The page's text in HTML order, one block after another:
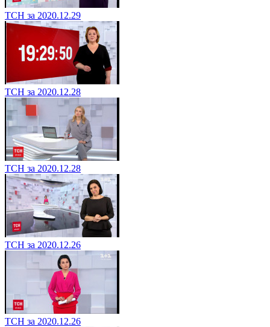
ТСН за 2020.12.29
ТСН за 2020.12.28
ТСН за 2020.12.28
ТСН за 2020.12.26
ТСН за 2020.12.26